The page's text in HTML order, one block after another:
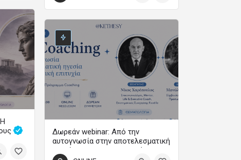
Με τη Μαίρη Ζαπίτη
99
Δωρεάν webinar: Από την
αυτογνωσία στην αποτελεσματική
ηγεσία και την προσωπική